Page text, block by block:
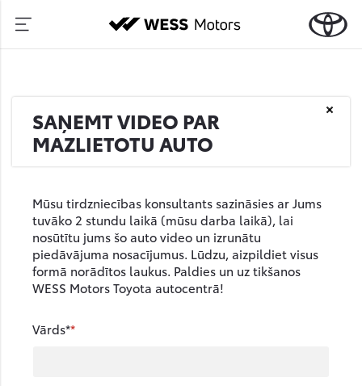
SAŅEMT VIDEO PAR
MAZLIETOTU AUTO
Mūsu tirdzniecības konsultants sazināsies ar Jums
tuvāko 2 stundu laikā (mūsu darba laikā), lai
nosūtītu jums šo auto video un izrunātu
piedāvājuma nosacījumus. Lūdzu, aizpildiet visus
formā norādītos laukus. Paldies un uz tikšanos
WESS Motors Toyota autocentrā!
Vārds*